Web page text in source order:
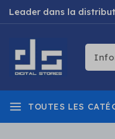
Leader dans la
TOUTES LES